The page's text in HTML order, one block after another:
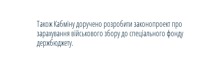
Також Кабміну доручено розробити законопроект про
зарахування військового збору до спеціального фонду
держбюджету.